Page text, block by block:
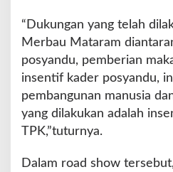
“Dukungan yang telah
Merbau Mataram
posyandu, pemberian
insentif kader posyandu,
pembangunan manusia
yang dilakukan adalah
TPK,”tuturnya.
Dalam road show